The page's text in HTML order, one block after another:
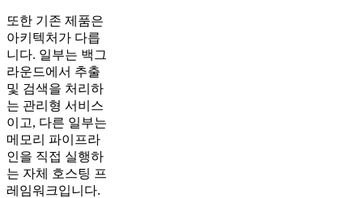
또한 기존 제품은
아키텍처가 다릅
니다. 일부는 백그
라운드에서 추출
및 검색을 처리하
는 관리형 서비스
이고, 다른 일부는
메모리 파이프라
인을 직접 실행하
는 자체 호스팅 프
레임워크입니다.